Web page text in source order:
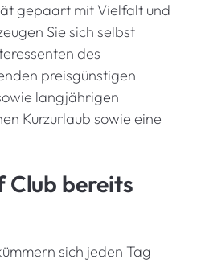
gepaart mit Vielfalt und
Sie sich selbst
des
preisgünstigen
langjährigen
Kurzurlaub sowie eine
Club bereits
sich jeden Tag